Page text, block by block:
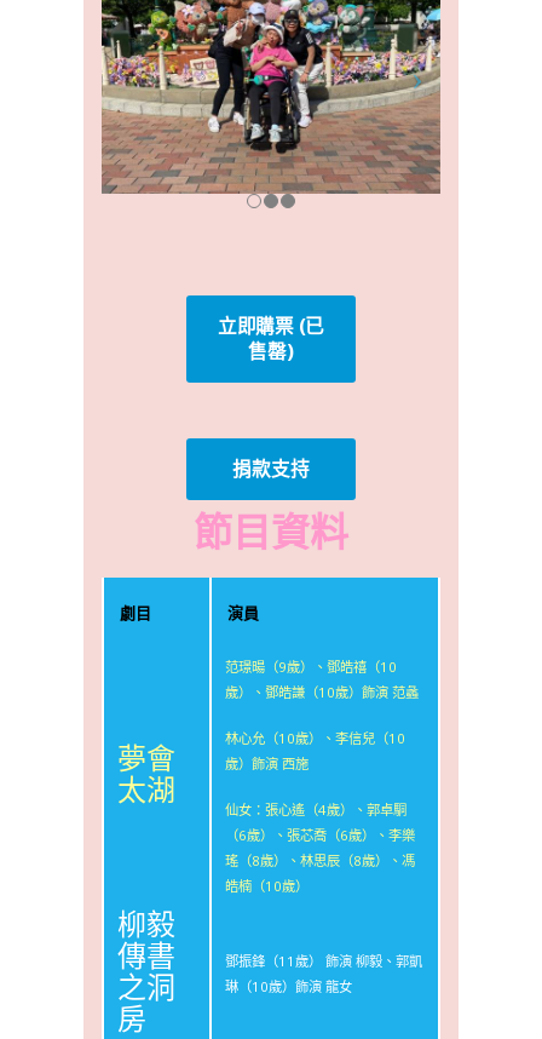
立即購票 (已
售罄)
捐款支持
節目資料
劇目 演員
夢會
太湖
范璟暘（9歲）、鄧皓禧（10
歲）、鄧皓謙（10歲）飾演 范蠡
林心允（10歲）、李信兒（10
歲）飾演 西施
仙女：張心遙（4歲）、郭卓駧
（6歲）、張芯喬（6歲）、李樂
瑤（8歲）、林思辰（8歲）、馮
皓楠（10歲）
柳毅
傳書
之洞
房
鄧振鋒（11歲） 飾演 柳毅、郭凱
琳（10歲）飾演 龍女